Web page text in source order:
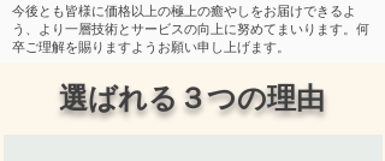
今後とも皆様に価格以上の極上の癒やしをお届けできるよ
う、より一層技術とサービスの向上に努めてまいります。何
卒ご理解を賜りますようお願い申し上げます。
​選ばれる３つの理由